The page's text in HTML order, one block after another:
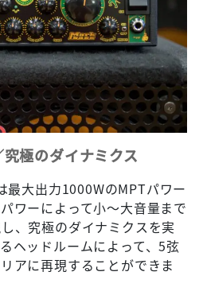
極のダイナミクス
大出力1000WのMPTパワー
ワーによって小～大音量まで
、究極のダイナミクスを実
ヘッドルームによって、5弦
アに再現することができま